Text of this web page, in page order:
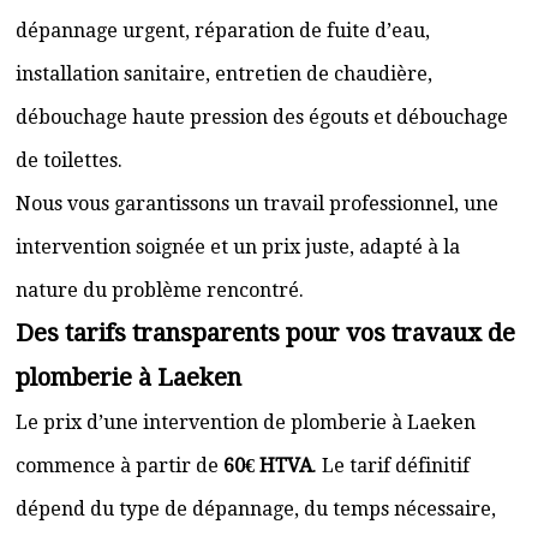
dépannage urgent, réparation de fuite d’eau,
installation sanitaire, entretien de chaudière,
débouchage haute pression des égouts et débouchage
de toilettes.
Nous vous garantissons un travail professionnel, une
intervention soignée et un prix juste, adapté à la
nature du problème rencontré.
Des tarifs transparents pour vos travaux de
plomberie à Laeken
Le prix d’une intervention de plomberie à Laeken
commence à partir de 60€ HTVA. Le tarif définitif
dépend du type de dépannage, du temps nécessaire,